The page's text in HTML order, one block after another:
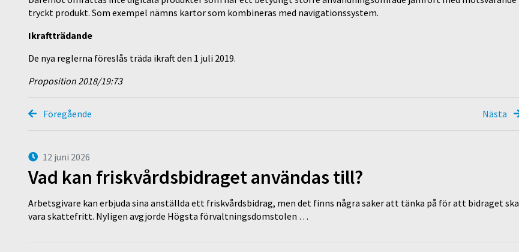
tryckt produkt. Som exempel nämns kartor som kombineras med navigationssystem.
Ikraftträdande
De nya reglerna föreslås träda ikraft den 1 juli 2019.
Proposition 2018/19:73
Föregående Nästa
12 juni 2026
Vad kan friskvårdsbidraget användas till?
Arbetsgivare kan erbjuda sina anställda ett friskvårdsbidrag, men det finns några saker att tänka på för att bidraget ska
vara skattefritt. Nyligen avgjorde Högsta förvaltningsdomstolen …